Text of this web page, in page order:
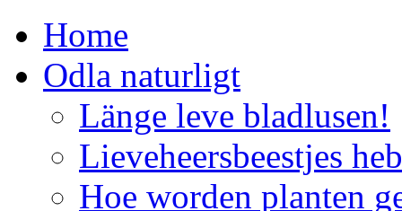
Home
Odla naturligt
Länge leve bladlusen!
Lieveheersbeestjes
Hoe worden planten